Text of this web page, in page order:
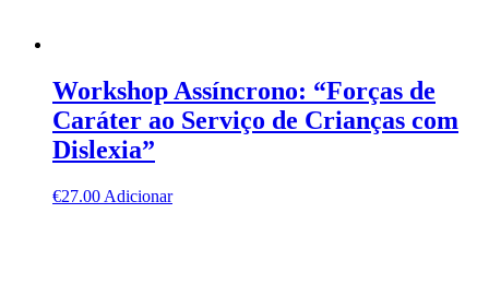
Workshop Assíncrono: “Forças de
Caráter ao Serviço de Crianças com
Dislexia”
€27.00 Adicionar